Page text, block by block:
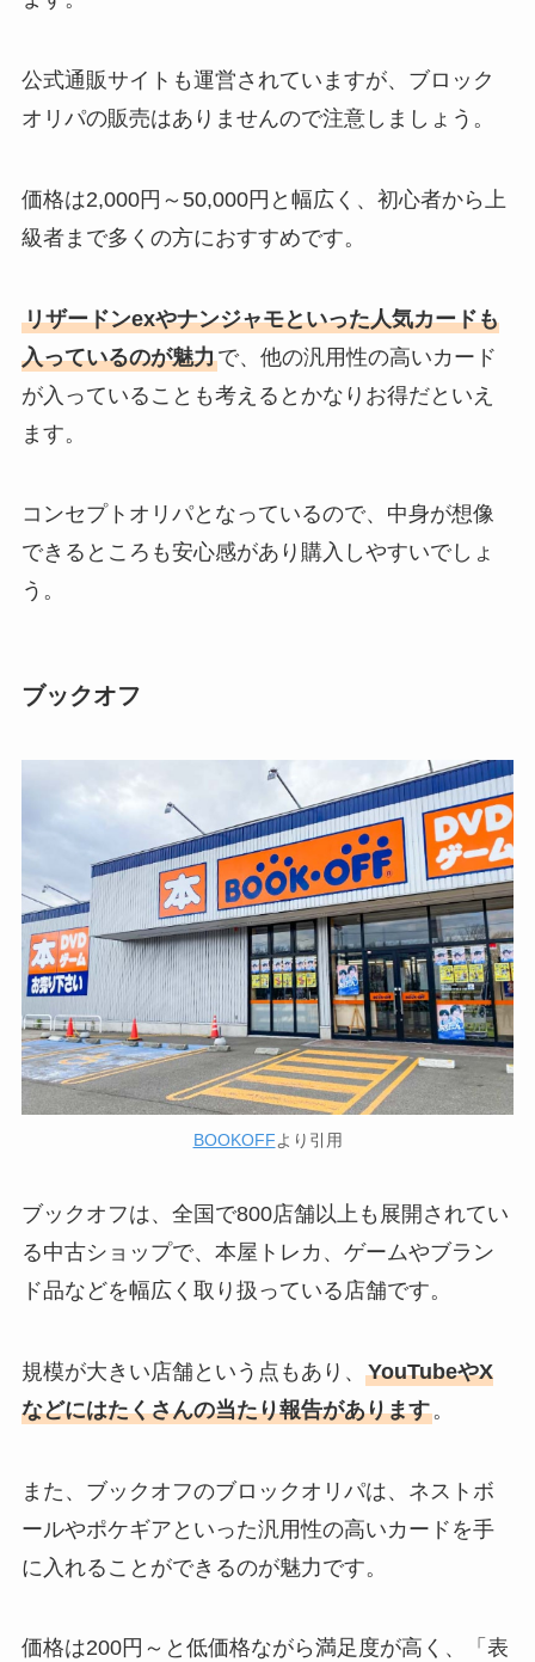
公式通販サイトも運営されていますが、ブロック
オリパの販売はありませんので注意しましょう。
価格は2,000円～50,000円と幅広く、初心者から上
級者まで多くの方におすすめです。
リザードンexやナンジャモといった人気カードも
入っているのが魅力で、他の汎用性の高いカード
が入っていることも考えるとかなりお得だといえ
ます。
コンセプトオリパとなっているので、中身が想像
できるところも安心感があり購入しやすいでしょ
う。
ブックオフ
BOOKOFFより引用
ブックオフは、全国で800店舗以上も展開されてい
る中古ショップで、本屋トレカ、ゲームやブラン
ド品などを幅広く取り扱っている店舗です。
規模が大きい店舗という点もあり、 YouTubeやX
などにはたくさんの当たり報告があります。
また、ブックオフのブロックオリパは、ネストボ
ールやポケギアといった汎用性の高いカードを手
に入れることができるのが魅力です。
価格は200円～と低価格ながら満足度が高く、「表